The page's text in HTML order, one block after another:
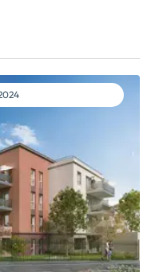
du Prêt à taux zéro*
de votre terrain +
de la
Rossini' se situe
proche des grands
10 min du
de Valence
où vous
et infrastructures
pharmacie,
à moins de 10
pourrez également
vie et d'activités
patinoire, salle